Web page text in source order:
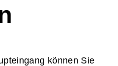
können Sie